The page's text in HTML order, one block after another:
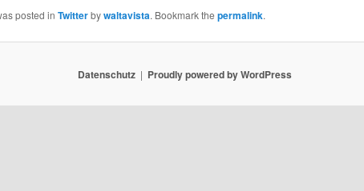
posted in Twitterbywaltavista. Bookmark the permalink.
Datenschutz Proudly powered by WordPress